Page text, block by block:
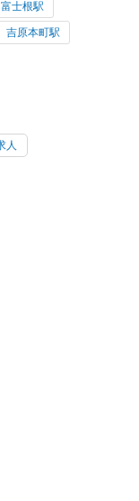
富士根駅
吉原本町駅
人